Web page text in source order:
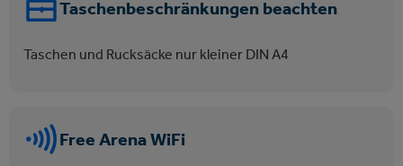
Taschenbeschränkungen beachten
Taschen und Rucksäcke nur kleiner DIN A4
Free Arena WiFi